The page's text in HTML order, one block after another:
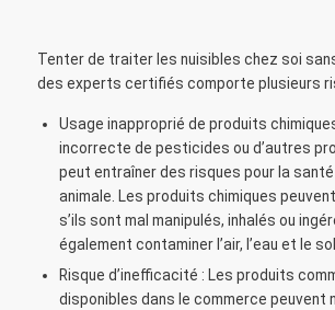
Tenter de traiter les nuisibles chez soi
des experts certifiés comporte plusieurs
Usage inapproprié de produits
incorrecte de pesticides ou d’autres
peut entraîner des risques pour la santé
animale. Les produits chimiques
s’ils sont mal manipulés, inhalés ou
également contaminer l’air, l’eau et le sol.
Risque d’inefficacité : Les produits
disponibles dans le commerce peuvent